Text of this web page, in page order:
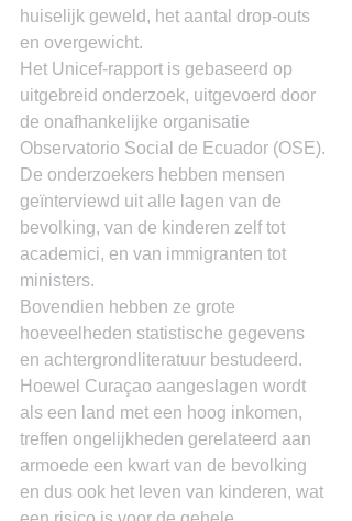
huiselijk geweld, het aantal drop-outs
en overgewicht.
Het Unicef-rapport is gebaseerd op
uitgebreid onderzoek, uitgevoerd door
de onafhankelijke organisatie
Observatorio Social de Ecuador (OSE).
De onderzoekers hebben mensen
geïnterviewd uit alle lagen van de
bevolking, van de kinderen zelf tot
academici, en van immigranten tot
ministers.
Bovendien hebben ze grote
hoeveelheden statistische gegevens
en achtergrondliteratuur bestudeerd.
Hoewel Curaçao aangeslagen wordt
als een land met een hoog inkomen,
treffen ongelijkheden gerelateerd aan
armoede een kwart van de bevolking
en dus ook het leven van kinderen, wat